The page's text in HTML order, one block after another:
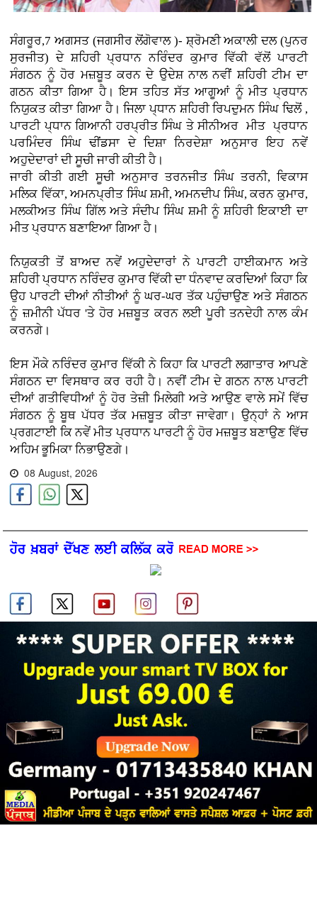
ਸੰਗਰੂਰ,7 ਅਗਸਤ (ਜਗਸੀਰ ਲੋਂਗੋਵਾਲ )- ਸ਼੍ਰੋਮਣੀ ਅਕਾਲੀ ਦਲ (ਪੁਨਰ
ਸੁਰਜੀਤ) ਦੇ ਸ਼ਹਿਰੀ ਪ੍ਰਧਾਨ ਨਰਿੰਦਰ ਕੁਮਾਰ ਵਿੱਕੀ ਵੱਲੋਂ ਪਾਰਟੀ
ਸੰਗਠਨ ਨੂੰ ਹੋਰ ਮਜ਼ਬੂਤ ਕਰਨ ਦੇ ਉਦੇਸ਼ ਨਾਲ ਨਵੀਂ ਸ਼ਹਿਰੀ ਟੀਮ ਦਾ
ਗਠਨ ਕੀਤਾ ਗਿਆ ਹੈ। ਇਸ ਤਹਿਤ ਸੱਤ ਆਗੂਆਂ ਨੂੰ ਮੀਤ ਪ੍ਰਧਾਨ
ਨਿਯੁਕਤ ਕੀਤਾ ਗਿਆ ਹੈ। ਜਿਲਾ ਪ੍ਧਾਨ ਸ਼ਹਿਰੀ ਰਿਪਦੁਮਨ ਸਿੰਘ ਢਿਲੋਂ ,
ਪਾਰਟੀ ਪ੍ਧਾਨ ਗਿਆਨੀ ਹਰਪ੍ਰੀਤ ਸਿੰਘ ਤੇ ਸੀਨੀਅਰ ਮੀਤ ਪ੍ਰਧਾਨ
ਪਰਮਿੰਦਰ ਸਿੰਘ ਢੀਂਡਸਾ ਦੇ ਦਿਸ਼ਾ ਨਿਰਦੇਸ਼ਾ ਅਨੁਸਾਰ ਇਹ ਨਵੇਂ
ਅਹੁਦੇਦਾਰਾਂ ਦੀ ਸੂਚੀ ਜਾਰੀ ਕੀਤੀ ਹੈ।
ਜਾਰੀ ਕੀਤੀ ਗਈ ਸੂਚੀ ਅਨੁਸਾਰ ਤਰਨਜੀਤ ਸਿੰਘ ਤਰਨੀ, ਵਿਕਾਸ
ਮਲਿਕ ਵਿੱਕਾ, ਅਮਨਪ੍ਰੀਤ ਸਿੰਘ ਸ਼ਮੀ, ਅਮਨਦੀਪ ਸਿੰਘ, ਕਰਨ ਕੁਮਾਰ,
ਮਲਕੀਅਤ ਸਿੰਘ ਗਿੱਲ ਅਤੇ ਸੰਦੀਪ ਸਿੰਘ ਸ਼ਮੀ ਨੂੰ ਸ਼ਹਿਰੀ ਇਕਾਈ ਦਾ
ਮੀਤ ਪ੍ਰਧਾਨ ਬਣਾਇਆ ਗਿਆ ਹੈ।
ਨਿਯੁਕਤੀ ਤੋਂ ਬਾਅਦ ਨਵੇਂ ਅਹੁਦੇਦਾਰਾਂ ਨੇ ਪਾਰਟੀ ਹਾਈਕਮਾਨ ਅਤੇ
ਸ਼ਹਿਰੀ ਪ੍ਰਧਾਨ ਨਰਿੰਦਰ ਕੁਮਾਰ ਵਿੱਕੀ ਦਾ ਧੰਨਵਾਦ ਕਰਦਿਆਂ ਕਿਹਾ ਕਿ
ਉਹ ਪਾਰਟੀ ਦੀਆਂ ਨੀਤੀਆਂ ਨੂੰ ਘਰ-ਘਰ ਤੱਕ ਪਹੁੰਚਾਉਣ ਅਤੇ ਸੰਗਠਨ
ਨੂੰ ਜ਼ਮੀਨੀ ਪੱਧਰ 'ਤੇ ਹੋਰ ਮਜ਼ਬੂਤ ਕਰਨ ਲਈ ਪੂਰੀ ਤਨਦੇਹੀ ਨਾਲ ਕੰਮ
ਕਰਨਗੇ।
ਇਸ ਮੌਕੇ ਨਰਿੰਦਰ ਕੁਮਾਰ ਵਿੱਕੀ ਨੇ ਕਿਹਾ ਕਿ ਪਾਰਟੀ ਲਗਾਤਾਰ ਆਪਣੇ
ਸੰਗਠਨ ਦਾ ਵਿਸਥਾਰ ਕਰ ਰਹੀ ਹੈ। ਨਵੀਂ ਟੀਮ ਦੇ ਗਠਨ ਨਾਲ ਪਾਰਟੀ
ਦੀਆਂ ਗਤੀਵਿਧੀਆਂ ਨੂੰ ਹੋਰ ਤੇਜ਼ੀ ਮਿਲੇਗੀ ਅਤੇ ਆਉਣ ਵਾਲੇ ਸਮੇਂ ਵਿੱਚ
ਸੰਗਠਨ ਨੂੰ ਬੂਥ ਪੱਧਰ ਤੱਕ ਮਜ਼ਬੂਤ ਕੀਤਾ ਜਾਵੇਗਾ। ਉਨ੍ਹਾਂ ਨੇ ਆਸ
ਪ੍ਰਗਟਾਈ ਕਿ ਨਵੇਂ ਮੀਤ ਪ੍ਰਧਾਨ ਪਾਰਟੀ ਨੂੰ ਹੋਰ ਮਜ਼ਬੂਤ ਬਣਾਉਣ ਵਿੱਚ
ਅਹਿਮ ਭੂਮਿਕਾ ਨਿਭਾਉਣਗੇ।
08 August, 2026